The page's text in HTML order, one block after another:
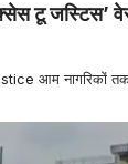
टू जस्टिस’
आम नागरिकों तक